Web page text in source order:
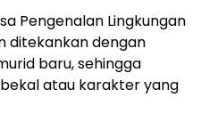
Pengenalan Lingkungan
ditekankan dengan
baru, sehingga
atau karakter yang